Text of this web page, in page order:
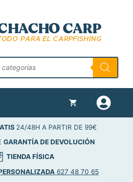
24/48H A PARTIR DE 99€
GARANTÍA DE DEVOLUCIÓN
TIENDA FÍSICA
627 48 70 65